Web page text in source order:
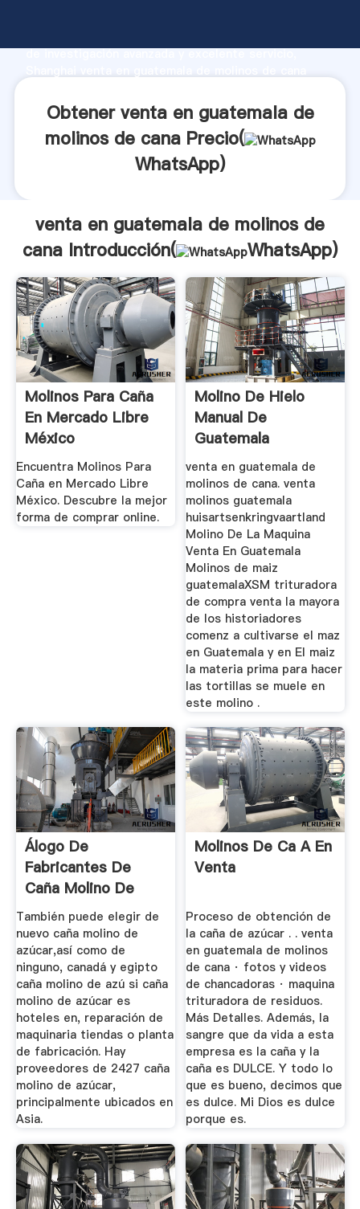
de investigación avanzada y excelente servicio,
clientes.
Obtener venta en guatemala de
molinos de cana Precio(
WhatsApp)
venta en guatemala de molinos de
cana Introducción(
WhatsApp)
Molinos Para Caña
En Mercado Libre
México
Encuentra Molinos Para
Caña en Mercado Libre
México. Descubre la mejor
forma de comprar online.
Molino De Hielo
Manual De
Guatemala
venta en guatemala de
molinos de cana. venta
molinos guatemala
huisartsenkringvaartland
Molino De La Maquina
Venta En Guatemala
Molinos de maiz
guatemalaXSM trituradora
de compra venta la mayora
de los historiadores
comenz a cultivarse el maz
en Guatemala y en El maiz
la materia prima para hacer
las tortillas se muele en
este molino .
Álogo De
Fabricantes De
Caña Molino De
Azúcar De Alta ...
También puede elegir de
nuevo caña molino de
azúcar,así como de
ninguno, canadá y egipto
caña molino de azú si caña
molino de azúcar es
hoteles en, reparación de
maquinaria tiendas o planta
de fabricación. Hay
proveedores de 2427 caña
molino de azúcar,
principalmente ubicados en
Asia.
Molinos De Ca A En
Venta
Proceso de obtención de
la caña de azúcar . . venta
en guatemala de molinos
de cana · fotos y videos
de chancadoras · maquina
trituradora de residuos.
Más Detalles. Además, la
sangre que da vida a esta
empresa es la caña y la
caña es DULCE. Y todo lo
que es bueno, decimos que
es dulce. Mi Dios es dulce
porque es.